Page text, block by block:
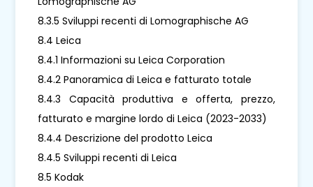
8.3.5 Sviluppi recenti di Lomographische AG
8.4 Leica
8.4.1 Informazioni su Leica Corporation
8.4.2 Panoramica di Leica e fatturato totale
8.4.3 Capacità produttiva e offerta, prezzo,
fatturato e margine lordo di Leica (2023-2033)
8.4.4 Descrizione del prodotto Leica
8.4.5 Sviluppi recenti di Leica
8.5 Kodak